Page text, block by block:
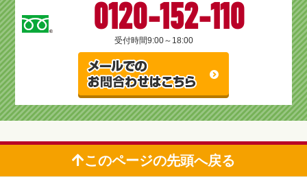
0120-152-110
受付時間9:00～18:00
このページの先頭へ戻る